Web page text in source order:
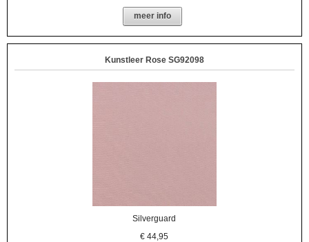
meer info
Kunstleer Rose SG92098
Silverguard
€44,95